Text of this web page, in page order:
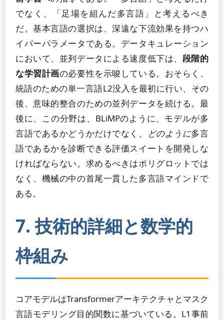
でなく、「足場を組んだ多言語」と考えるべき
だ。基本言語の選択は、深遠な下流効果を持つハ
イパーパラメータである。データキュレーション
において、並列データによる速度低下は、 段階的
な学習計画の必要性を示唆している。おそらく、
統語のための単一言語L2没入を最初に行い、その
後、意味的整合のための並列データを続ける。最
後に、この分野は、BLiMPのように、モデルが多
言語であるかどうかだけでなく、
どのように多言
語であるかを診断できる評価スイートを開発しな
ければならない。求めるべきはポリグロットでは
なく、機械の中の首尾一貫した多言語マインドで
ある。
7. 技術的詳細と数学的
枠組み
コアモデルはTransformerアーキテクチャとマスク
言語モデリング目的関数に基づいている。L1事前